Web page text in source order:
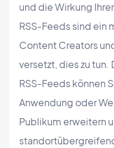
und die Wirkung
RSS-Feeds sind ein
Content Creators
versetzt, dies zu tun.
RSS-Feeds können
Anwendung oder
Publikum erweitern